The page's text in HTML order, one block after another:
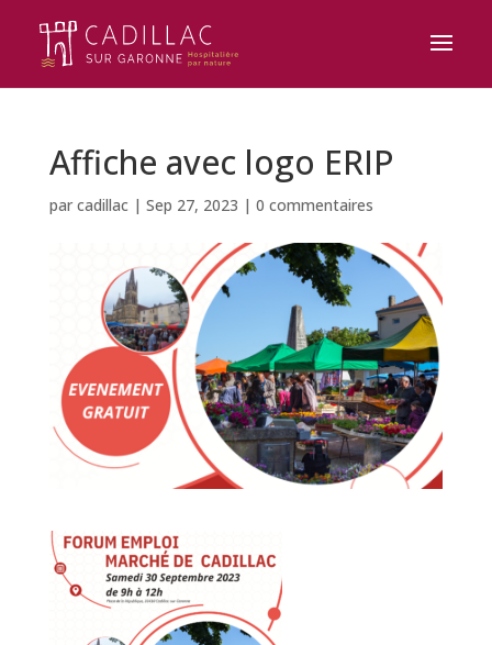
Affiche avec logo ERIP
par cadillac| Sep 27, 2023 | 0 commentaires